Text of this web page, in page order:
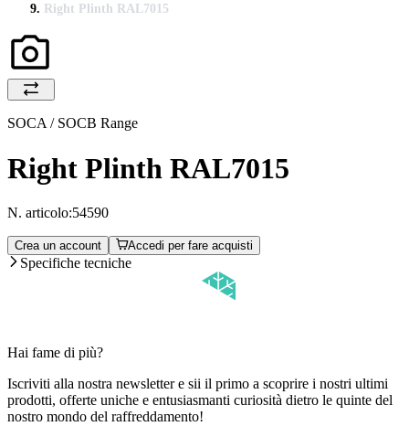
Right Plinth RAL7015
SOCA / SOCB Range
Right Plinth RAL7015
N. articolo:54590
Crea un account Accedi per fare acquisti
Specifiche tecniche
Hai fame di più?
Iscriviti alla nostra newsletter e sii il primo a scoprire i nostri ultimi
prodotti, offerte uniche e entusiasmanti curiosità dietro le quinte del
nostro mondo del raffreddamento!